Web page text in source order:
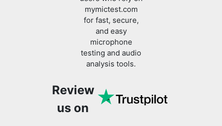
mymictest.com
for fast, secure,
and easy
microphone
testing and audio
analysis tools.
Review
us on